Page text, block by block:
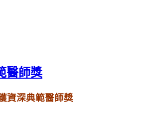
醫師獎
資深典範醫師獎